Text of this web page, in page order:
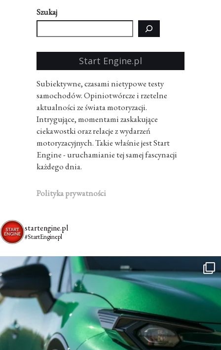
Szukaj
Start Engine.pl
Subiektywne, czasami nietypowe testy
samochodów. Opiniotwórcze i rzetelne
aktualności ze świata motoryzacji.
Intrygujące, momentami zaskakujące
ciekawostki oraz relacje z wydarzeń
motoryzacyjnych. Takie właśnie jest Start
Engine - uruchamianie tej samej fascynacji
każdego dnia.
Polityka prywatności
startengine.pl
#StartEnginepl